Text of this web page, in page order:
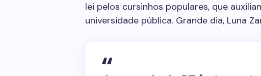
lei pelos cursinhos populares, que
universidade pública. Grande dia, Luna